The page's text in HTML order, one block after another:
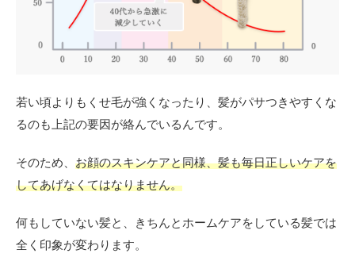
若い頃よりもくせ毛が強くなったり、髪がパサつきやすくな
るのも上記の要因が絡んでいるんです。
そのため、 お顔のスキンケアと同様、髪も毎日正しいケアを
してあげなくてはなりません。
何もしていない髪と、きちんとホームケアをしている髪では
全く印象が変わります。